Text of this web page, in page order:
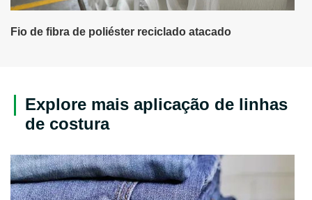
Fio de fibra de poliéster reciclado atacado
Explore mais aplicação de linhas
de costura